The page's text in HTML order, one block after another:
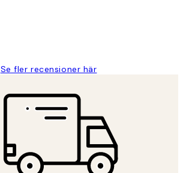
Se fler recensioner här